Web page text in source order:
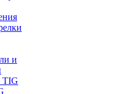
и
TIG